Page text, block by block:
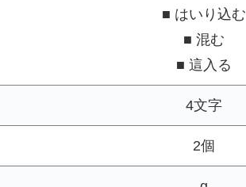
■ はいり込む
■ 混む
■ 這入る
4文字
2個